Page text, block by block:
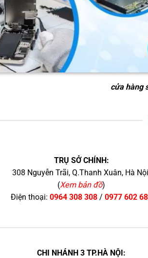
cửa hàng
TRỤ SỞ CHÍNH:
308 Nguyễn Trãi, Q.Thanh Xuân, Hà
(Xem bản đồ)
Điện thoại: 0964 308 308/ 0977 602
CHI NHÁNH 3 TP.HÀ NỘI: